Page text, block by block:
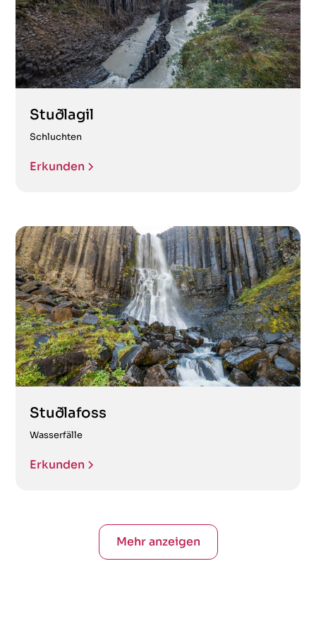
Stuðlagil
Schluchten
Erkunden
Stuðlafoss
Wasserfälle
Erkunden
Mehr anzeigen